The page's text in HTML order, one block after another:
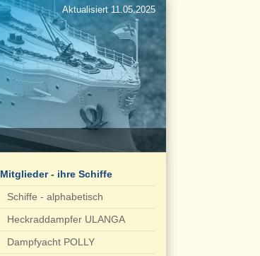
Aktualisiert 11.05.2025
Mitglieder - ihre Schiffe
Schiffe - alphabetisch
Heckraddampfer ULANGA
Dampfyacht POLLY